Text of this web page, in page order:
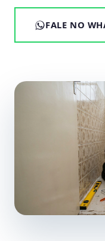
FALE NO